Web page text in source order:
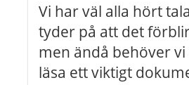
Vi har väl alla hört
tyder på att det
men ändå behöver
läsa ett viktigt